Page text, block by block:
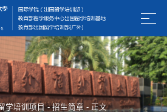
学培训项目-招生简章 - 正文